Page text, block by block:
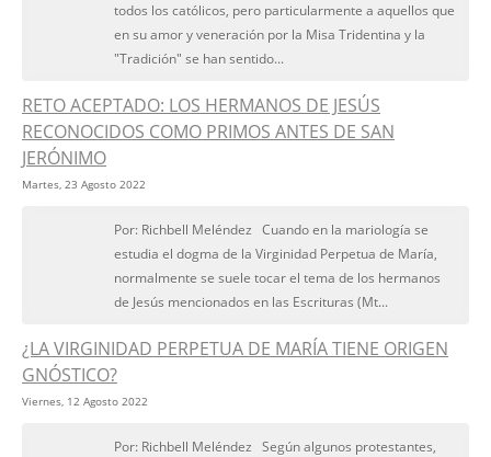
todos los católicos, pero particularmente a aquellos que
en su amor y veneración por la Misa Tridentina y la
"Tradición" se han sentido...
RETO ACEPTADO: LOS HERMANOS DE JESÚS
RECONOCIDOS COMO PRIMOS ANTES DE SAN
JERÓNIMO
Martes, 23 Agosto 2022
Por: Richbell Meléndez Cuando en la mariología se
estudia el dogma de la Virginidad Perpetua de María,
normalmente se suele tocar el tema de los hermanos
de Jesús mencionados en las Escrituras (Mt...
¿LA VIRGINIDAD PERPETUA DE MARÍA TIENE ORIGEN
GNÓSTICO?
Viernes, 12 Agosto 2022
Por: Richbell Meléndez Según algunos protestantes,